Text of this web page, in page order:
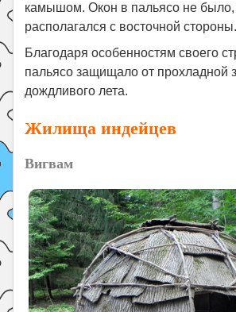
камышом. Окон в пальясо не
располагался с восточной стороны.
Благодаря особенностям своего
пальясо защищало от прохладной
дождливого лета.
Жилища индейцев
Вигвам